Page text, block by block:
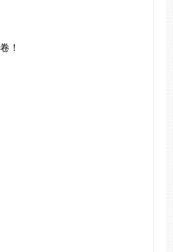
！